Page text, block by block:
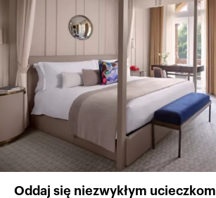
Oddaj się niezwykłym ucieczkom